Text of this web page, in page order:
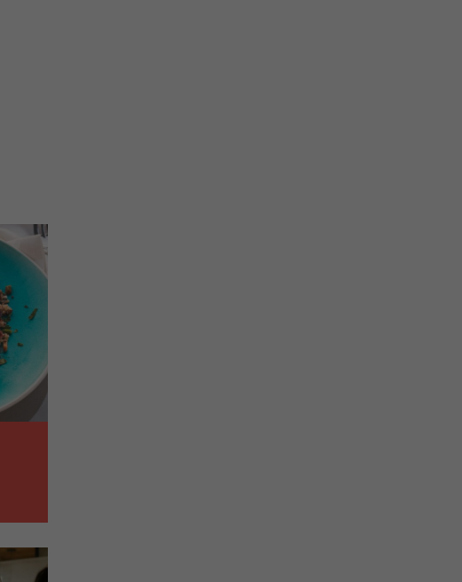
odpowiadać Twoim
do uzyskania danych na podstawie
w oparciu o stosowną podstawę
zbierane są przez naszych
ich przetwarzania. Możesz
z innych praw wymienionych
przepisami, podstawie prawnej.
ich do Twoich zainteresowań,
wykonania umów o ich świadczenie
których korzystasz). Taką podstawą
interes administratora.
się na podstawie Twojej dobrowolnej